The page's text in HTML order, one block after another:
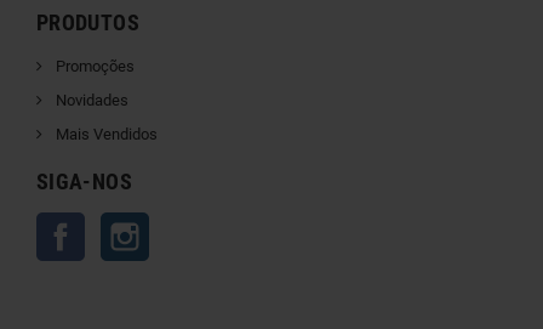
PRODUTOS
Promoções
Novidades
Mais Vendidos
SIGA-NOS
Facebook